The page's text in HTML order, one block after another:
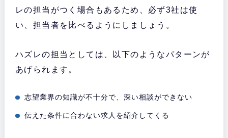
レの担当がつく場合もあるため、必ず3社は使
い、担当者を比べるようにしましょう。
ハズレの担当としては、以下のようなパターンが
あげられます。
志望業界の知識が不十分で、深い相談ができない
伝えた条件に合わない求人を紹介してくる